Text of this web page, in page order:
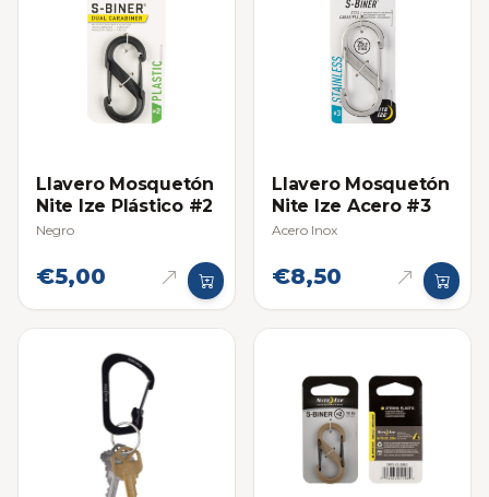
Llavero Mosquetón
Nite Ize Plástico #2
Negro
€5,00
Llavero Mosquetón
Nite Ize Acero #3
Acero Inox
€8,50